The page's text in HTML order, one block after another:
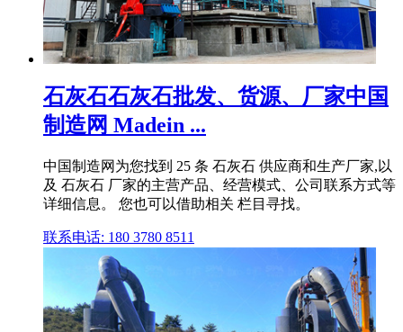
石灰石石灰石批发、货源、厂家中国
制造网 Madein ...
中国制造网为您找到 25 条 石灰石 供应商和生产厂家,以
及 石灰石 厂家的主营产品、经营模式、公司联系方式等
详细信息。 您也可以借助相关 栏目寻找。
联系电话: 180 3780 8511